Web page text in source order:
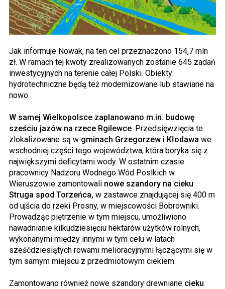
Jak informuje Nowak, na ten cel przeznaczono 154,7 mln
zł. W ramach tej kwoty zrealizowanych zostanie 645 zadań
inwestycyjnych na terenie całej Polski. Obiekty
hydrotechniczne będą też modernizowane lub stawiane na
nowo.
W samej Wielkopolsce zaplanowano m.in. budowę
sześciu jazów na rzece Rgilewce. Przedsięwzięcia te
zlokalizowane są w gminach Grzegorzew i Kłodawa we
wschodniej części tego województwa, która boryka się z
największymi deficytami wody. W ostatnim czasie
pracownicy Nadzoru Wodnego Wód Poslkich w
Wieruszowie zamontowali nowe szandory na cieku
Struga spod Torzeńca, w zastawce znajdującej się 400 m
od ujścia do rzeki Prosny, w miejscowości Bobrowniki.
Prowadząc piętrzenie w tym miejscu, umożliwiono
nawadnianie kilkudziesięciu hektarów użytków rolnych,
wykonanymi między innymi w tym celu w latach
sześćdziesiątych rowami melioracyjnymi łączącymi się w
tym samym miejscu z przedmiotowym ciekiem.
Zamontowano również nowe szandory drewniane cieku